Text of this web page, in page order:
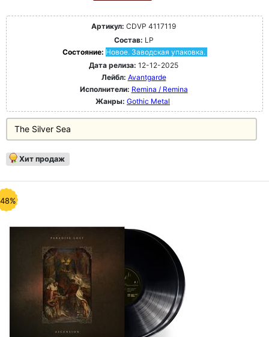
Артикул: CDVP 4117119
Состав: LP
Состояние: Новое. Заводская упаковка.
Дата релиза: 12-12-2025
Лейбл: Avantgarde
Исполнители: Remina / Remina
Жанры: Gothic Metal
The Silver Sea
Хит продаж